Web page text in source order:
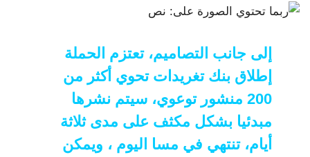
إلى جانب التصاميم، تعتزم الحملة
إطلاق بنك تغريدات تحوي أكثر من
200 منشور توعوي، سيتم نشرها
مبدئيا بشكل مكثف على مدى ثلاثة
أيام، تنتهي في مسا اليوم ، ويمكن